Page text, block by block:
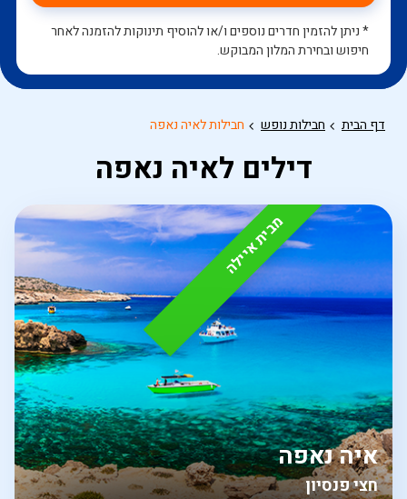
* ניתן להזמין חדרים נוספים ו/או להוסיף תינוקות להזמנה לאחר
חיפוש ובחירת המלון המבוקש.
דף הבית חבילות נופש חבילות לאיה נאפה
דילים לאיה נאפה
מבית איילה
חצי פנסיון
איה נאפה